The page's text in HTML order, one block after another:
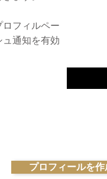
フィルペー
ュ通知を有効
プロフィールを